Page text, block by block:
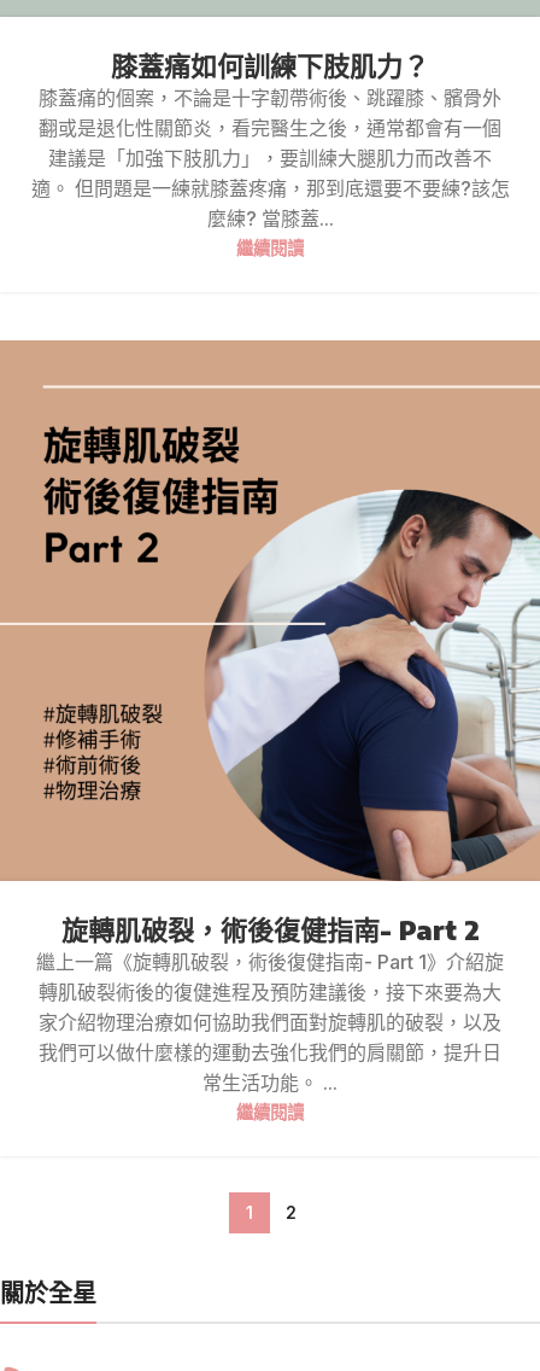
膝蓋痛如何訓練下肢肌力？
膝蓋痛的個案，不論是十字韌帶術後、跳躍膝、髕骨外
翻或是退化性關節炎，看完醫生之後，通常都會有一個
建議是「加強下肢肌力」，要訓練大腿肌力而改善不
適。 但問題是一練就膝蓋疼痛，那到底還要不要練?該怎
麼練? 當膝蓋...
繼續閱讀
旋轉肌破裂，術後復健指南- Part 2
繼上一篇《旋轉肌破裂，術後復健指南- Part 1》介紹旋
轉肌破裂術後的復健進程及預防建議後，接下來要為大
家介紹物理治療如何協助我們面對旋轉肌的破裂，以及
我們可以做什麼樣的運動去強化我們的肩關節，提升日
常生活功能。 ...
繼續閱讀
1 2
關於全星